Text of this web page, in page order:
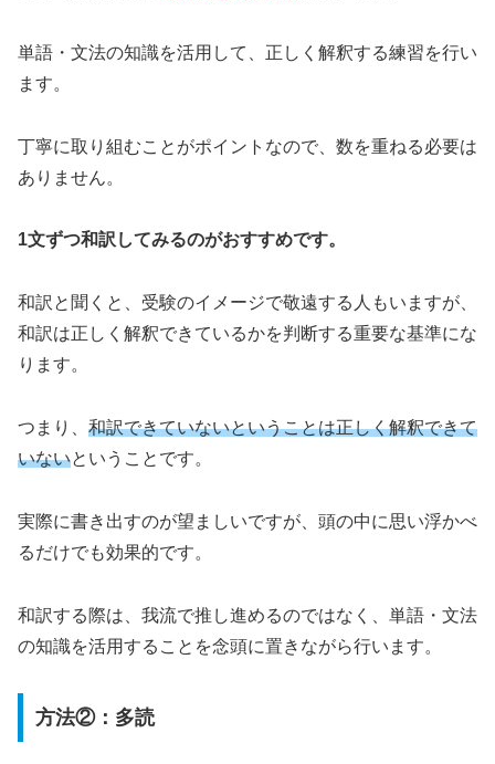
単語・文法の知識を活用して、正しく解釈する練習を行い
ます。
丁寧に取り組むことがポイントなので、数を重ねる必要は
ありません。
1文ずつ和訳してみるのがおすすめです。
和訳と聞くと、受験のイメージで敬遠する人もいますが、
和訳は正しく解釈できているかを判断する重要な基準にな
ります。
つまり、 和訳できていないということは正しく解釈できて
いないということです。
実際に書き出すのが望ましいですが、頭の中に思い浮かべ
るだけでも効果的です。
和訳する際は、我流で推し進めるのではなく、単語・文法
の知識を活用することを念頭に置きながら行います。
方法②：多読